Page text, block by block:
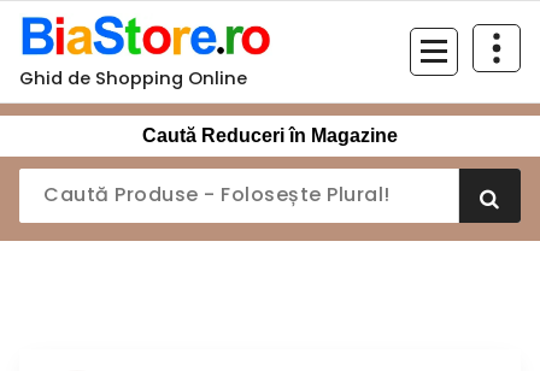
Sari
conținut
Ghid de Shopping Online
Caută Reduceri în Magazine